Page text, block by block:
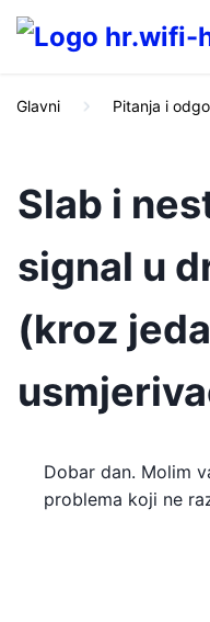
Glavni Pitanja i
Slab i
signal u
(kroz
Dobar dan. Molim
problema koji ne